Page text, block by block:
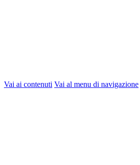
Vai ai contenuti Vai al menu di navigazione